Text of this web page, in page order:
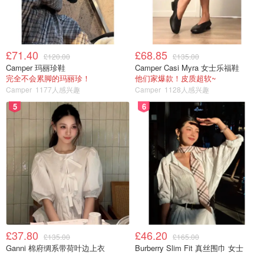
£71.40 £120.00
Camper 玛丽珍鞋
完全不会累脚的玛丽珍！
Camper 1177人感兴趣
£68.85 £135.00
Camper Casi Myra 女士乐福鞋
他们家爆款！皮质超软~
Camper 1128人感兴趣
5
£37.80 £135.00
Ganni 棉府绸系带荷叶边上衣
6
£46.20 £165.00
Burberry Slim Fit 真丝围巾 女士